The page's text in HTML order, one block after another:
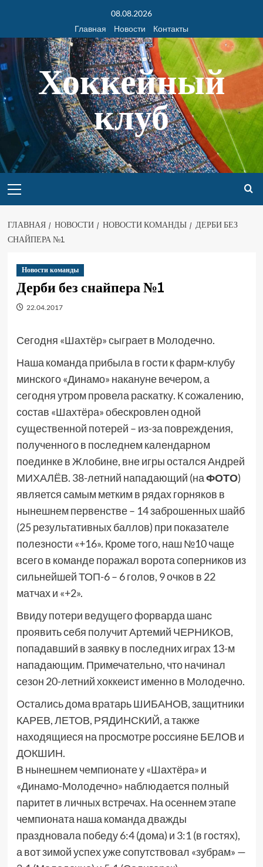
08.08.2026
Главная
Новости Контакты
Хоккейный
клуб
ГЛАВНАЯ НОВОСТИ НОВОСТИ КОМАНДЫ
ДЕРБИ БЕЗ
СНАЙПЕРА №1
Новости команды
Дерби без снайпера №1
22.04.2017
Сегодня «Шахтёр» сыграет в Молодечно.
Наша команда прибыла в гости к фарм-клубу
минского «Динамо» накануне вечером, а
сегодня утром провела раскатку. К сожалению,
состав «Шахтёра» обескровлен одной
существенной потерей – из-за повреждения,
полученного в последнем календарном
поединке в Жлобине, вне игры остался Андрей
МИХАЛЁВ. 38-летний нападающий (наФОТО)
является самым метким в рядах горняков в
нынешнем первенстве – 14 заброшенных шайб
(25 результативных баллов) при показателе
полезности «+16». Кроме того, наш №10 чаще
всего в команде поражал ворота соперников из
сильнейшей ТОП-6 – 6 голов, 9 очков в 22
матчах и «+2».
Ввиду потери ведущего форварда шанс
проявить себя получит Артемий ЧЕРНИКОВ,
попадавший в заявку в последних играх 13-м
нападающим. Примечательно, что начинал
сезон 20-летний хоккеист именно в Молодечно.
Остались дома вратарь ШИБАНОВ, защитники
КАРЕВ, ЛЕТОВ, РЯДИНСКИЙ, а также
находящиеся на просмотре россияне БЕЛОВ и
ДОКШИН.
В нынешнем чемпионате у «Шахтёра» и
«Динамо-Молодечно» наблюдается полный
паритет в личных встречах. На осеннем этапе
чемпионата наша команда дважды
праздновала победу 6:4 (дома) и 3:1 (в гостях),
а вот зимой успех уже сопутствовал «зубрам» —